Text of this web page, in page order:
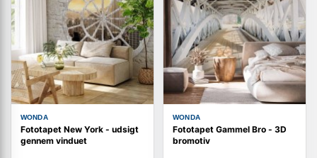
WONDA
Fototapet New York - udsigt
gennem vinduet
WONDA
Fototapet Gammel Bro - 3D
bromotiv